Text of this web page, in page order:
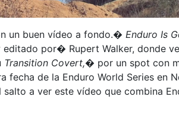
un buen vídeo a fondo.� Enduro Is
por� Rupert Walker, donde
Transition Covert,� por un spot con
fecha de la Enduro World Series en
a ver este vídeo que combina